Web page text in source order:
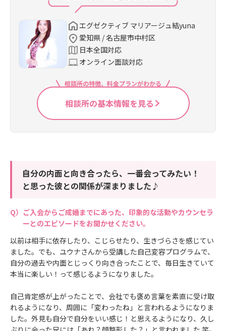
エグゼクティブ マリアージュ結yuna
愛知県 / 名古屋市中村区
日本全国対応
オンライン面談対応
相談所の特徴、料金プランがわかる
相談所の基本情報を見る
自分の内面と向き合ったら、一番会ってみたい！
と思った彼との関係が深まりました♪
ご入会からご成婚までにあった、印象的な活動やカウンセラ
ーとのエピソードをお聞かせください。
以前は相手に依存したり、こじらせたり、生きづらさを感じてい
ました。でも、ユウナさんから受講した自己変容プログラムで、
自分の過去や内面とじっくり向き合ったことで、毎日生きていて
本当に楽しい！って感じるようになりました。
自己肯定感が上がったことで、会社でも褒め言葉を素直に受け取
れるようになり、周囲に「変わったね」と言われるようになりま
した。外見も自分で自分をいい感じ！と思えるようになり、久し